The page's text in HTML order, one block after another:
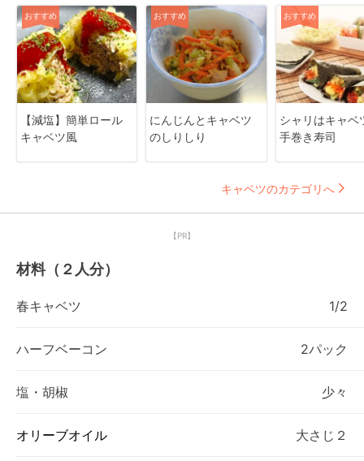
おすすめ
【減塩】簡単ロール
キャベツ風
おすすめ
にんじんとキャベツ
のしりしり
おすすめ
シャリはキャベ
手巻き寿司
キャベツのカテゴリへ
【PR】
材料（２人分）
春キャベツ 1/2
ハーフベーコン 2パック
塩・胡椒 少々
オリーブオイル 大さじ２